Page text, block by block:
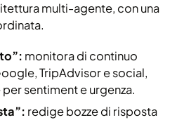
multi-agente, con una
monitora di continuo
TripAdvisor e social,
sentiment e urgenza.
redige bozze di risposta